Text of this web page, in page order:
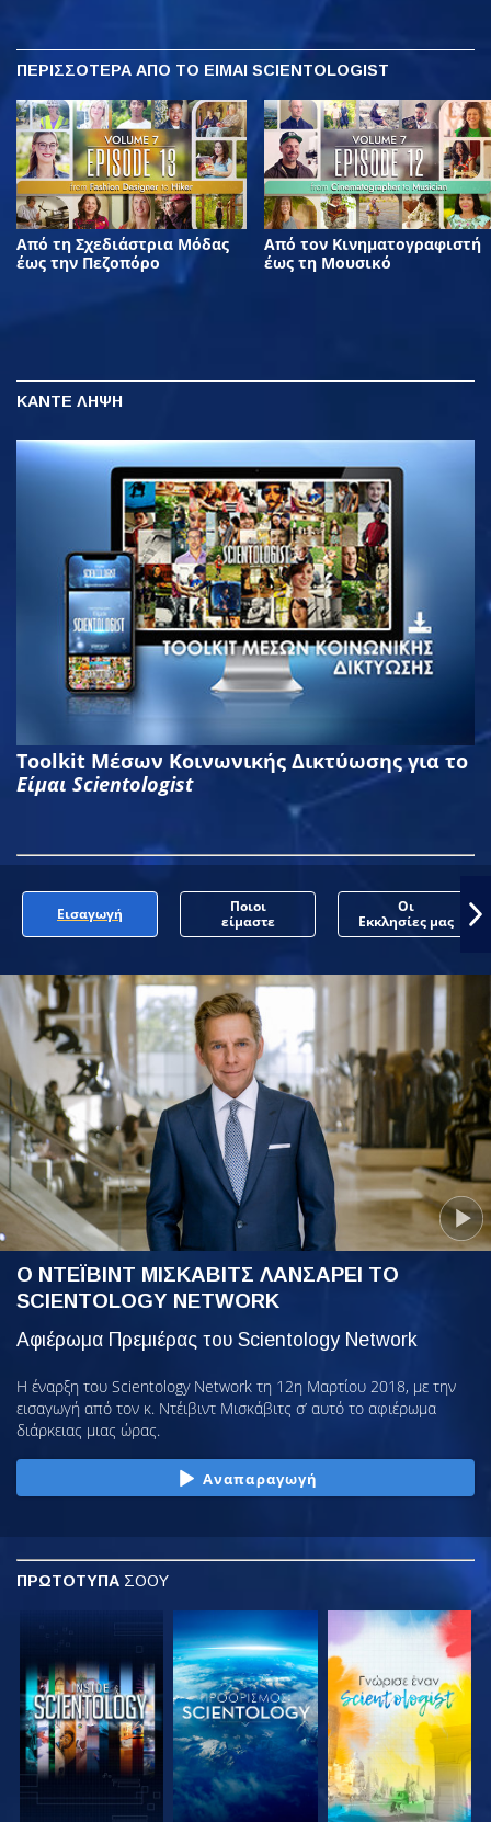
ΠΕΡΙΣΣΟΤΕΡΑ ΑΠΟ ΤΟ ΕΙΜΑΙ SCIENTOLOGIST
Από τη Σχεδιάστρια Μόδας
έως την Πεζοπόρο
Από τον Κινηματογραφιστή
έως τη Μουσικό
ΚΑΝΤΕ ΛΗΨΗ
Toolkit Μέσων Κοινωνικής Δικτύωσης για το
Είμαι Scientologist
Εισαγωγή
Ποιοι
είμαστε
Οι
Εκκλησίες μας
Ο ΝΤΕΪΒΙΝΤ ΜΙΣΚΑΒΙΤΣ ΛΑΝΣΑΡΕΙ ΤΟ
SCIENTOLOGY NETWORK
Αφιέρωμα Πρεμιέρας του Scientology Network
Η έναρξη του Scientology Network τη 12η Μαρτίου 2018, με την
εισαγωγή από τον κ. Ντέιβιντ Μισκάβιτς σ’ αυτό το αφιέρωμα
διάρκειας μιας ώρας.
Αναπαραγωγή
ΠΡΩΤΟΤΥΠΑ ΣΟΟΥ